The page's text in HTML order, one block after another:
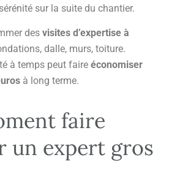
sur la suite du chantier.
des visites d’expertise à
dalle, murs, toiture.
à temps peut faire économiser
à long terme.
faire
un expert gros